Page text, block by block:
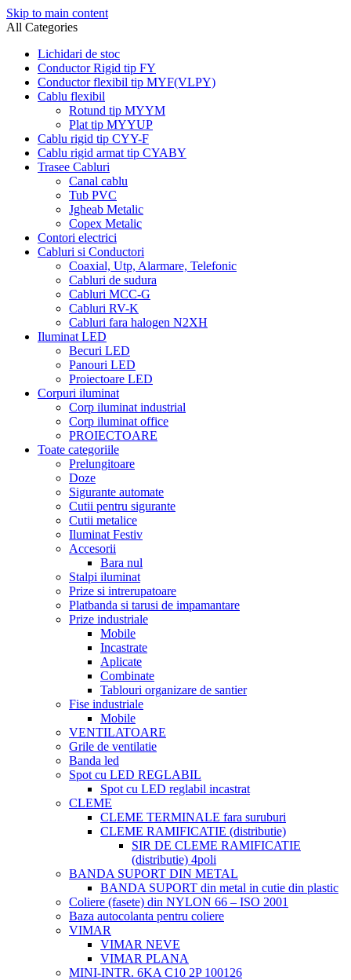
Skip to main content
All Categories
Lichidari de stoc
Conductor Rigid tip FY
Conductor flexibil tip MYF(VLPY)
Cablu flexibil
Rotund tip MYYM
Plat tip MYYUP
Cablu rigid tip CYY-F
Cablu rigid armat tip CYABY
Trasee Cabluri
Canal cablu
Tub PVC
Jgheab Metalic
Copex Metalic
Contori electrici
Cabluri si Conductori
Coaxial, Utp, Alarmare, Telefonic
Cabluri de sudura
Cabluri MCC-G
Cabluri RV-K
Cabluri fara halogen N2XH
Iluminat LED
Becuri LED
Panouri LED
Proiectoare LED
Corpuri iluminat
Corp iluminat industrial
Corp iluminat office
PROIECTOARE
Toate categoriile
Prelungitoare
Doze
Sigurante automate
Cutii pentru sigurante
Cutii metalice
Iluminat Festiv
Accesorii
Bara nul
Stalpi iluminat
Prize si intrerupatoare
Platbanda si tarusi de impamantare
Prize industriale
Mobile
Incastrate
Aplicate
Combinate
Tablouri organizare de santier
Fise industriale
Mobile
VENTILATOARE
Grile de ventilatie
Banda led
Spot cu LED REGLABIL
Spot cu LED reglabil incastrat
CLEME
CLEME TERMINALE fara suruburi
CLEME RAMIFICATIE (distributie)
SIR DE CLEME RAMIFICATIE
(distributie) 4poli
BANDA SUPORT DIN METAL
BANDA SUPORT din metal in cutie din plastic
Coliere (fasete) din NYLON 66 – ISO 2001
Baza autocolanta pentru coliere
VIMAR
VIMAR NEVE
VIMAR PLANA
MINI-INTR. 6KA C10 2P 100126